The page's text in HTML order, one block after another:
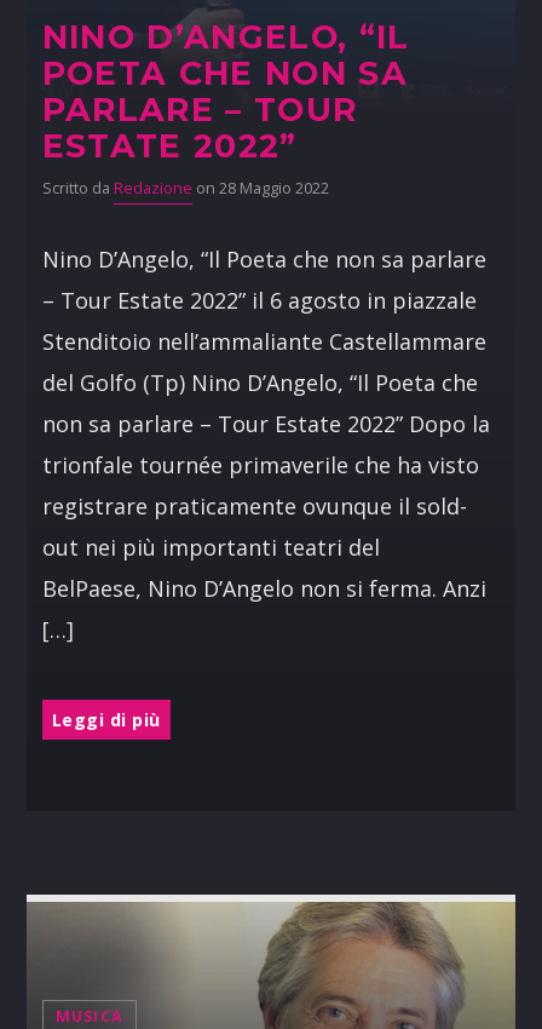
NINO D’ANGELO, “IL
POETA CHE NON SA
PARLARE – TOUR
ESTATE 2022”
Scritto da Redazione on 28 Maggio 2022
Nino D’Angelo, “Il Poeta che non sa parlare
– Tour Estate 2022” il 6 agosto in piazzale
Stenditoio nell’ammaliante Castellammare
del Golfo (Tp) Nino D’Angelo, “Il Poeta che
non sa parlare – Tour Estate 2022” Dopo la
trionfale tournée primaverile che ha visto
registrare praticamente ovunque il sold-
out nei più importanti teatri del
BelPaese, Nino D’Angelo non si ferma. Anzi
[…]
Leggi di più
MUSICA